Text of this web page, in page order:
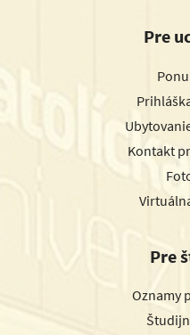
Pre
Kontakt
Pre
Oznamy